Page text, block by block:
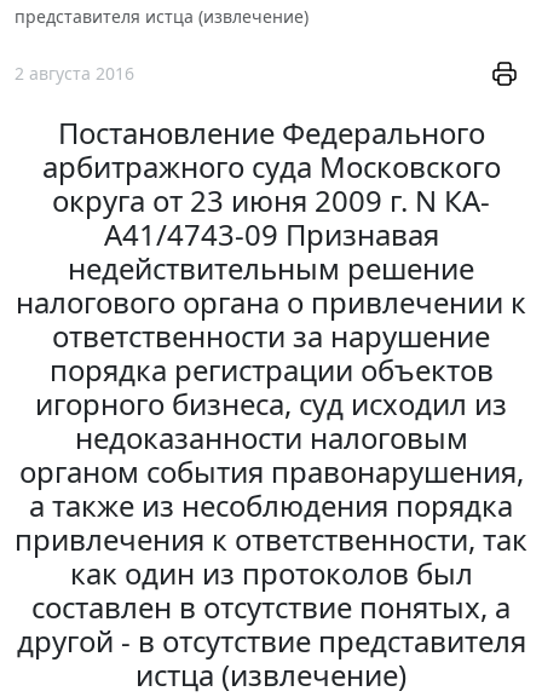
представителя истца (извлечение)
2 августа 2016
Постановление Федерального
арбитражного суда Московского
округа от 23 июня 2009 г. N КА-
А41/4743-09 Признавая
недействительным решение
налогового органа о привлечении к
ответственности за нарушение
порядка регистрации объектов
игорного бизнеса, суд исходил из
недоказанности налоговым
органом события правонарушения,
а также из несоблюдения порядка
привлечения к ответственности, так
как один из протоколов был
составлен в отсутствие понятых, а
другой - в отсутствие представителя
истца (извлечение)